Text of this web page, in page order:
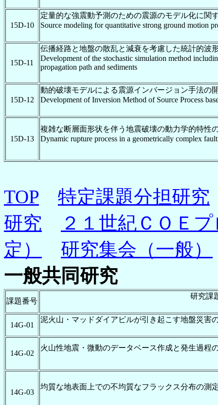
15D-10
定量的な強震動予測のための震源のモデル化に関
Source modeling for quantitative strong ground motion
15D-11
伝播経路と地盤の散乱と減衰を考慮した統計的波
Development of the stochastic simulation method
propagation path and sediments
15D-12
動的破壊モデルによる震源インバージョン手法の
Development of Inversion Method of Source Process
15D-13
複雑な断層面形状を伴う地震破壊の動力学的特性
Dynamic rupture process in a geometrically complex
TOP
特定課題分担研究
研究
２１世紀ＣＯＥ
定）
研究集会（一般）
一般共同研究
課題番号
研究課
14G-01
泥火山・マッドダイアピルが引き起こす地盤災害
14G-02
火山性地震・微動のデータベース作成と発生過程
14G-03
均質な地表面上での不均質なフラックス分布の測